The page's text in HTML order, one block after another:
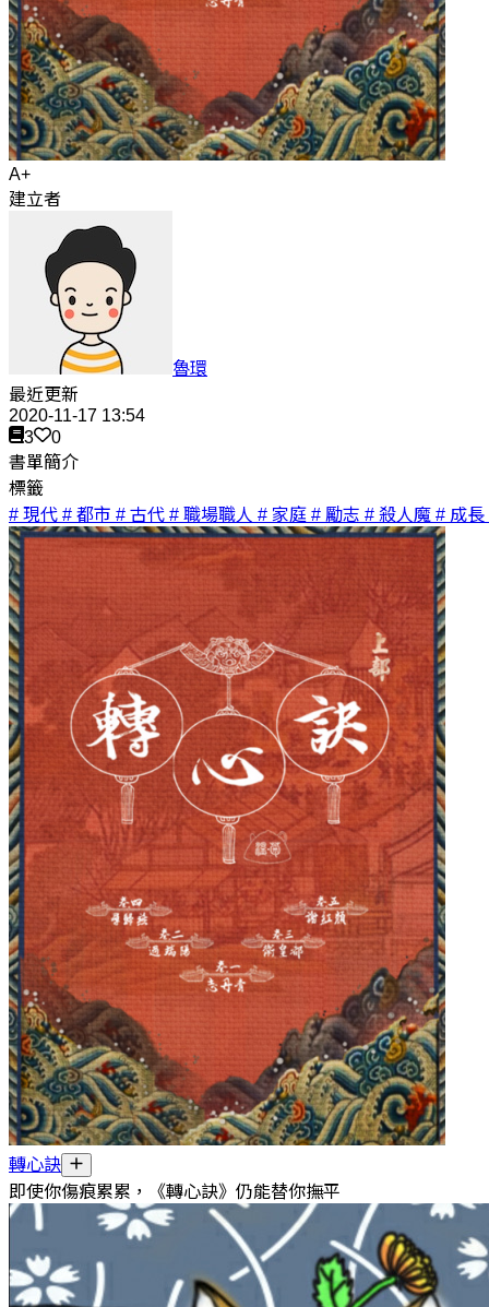
A+
建立者
魯環
最近更新
2020-11-17 13:54
3
0
書單簡介
標籤
# 現代 # 都市 # 古代 # 職場職人 # 家庭 # 勵志 # 殺人魔 # 成長
轉心訣
即使你傷痕累累，《轉心訣》仍能替你撫平